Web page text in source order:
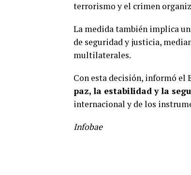
terrorismo y el crimen
La medida también implica un
de seguridad y justicia,
multilaterales.
Con esta decisión, informó el
paz, la estabilidad y la
internacional y de los
Infobae